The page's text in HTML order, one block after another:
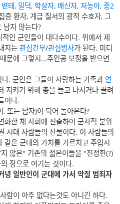
변태, 밀덕,학살자, 배신자,저능아,중2
증 환자, 계급 질서의 광적 수호자, 그
남지 않는다?
인 군인들이 대다수이다. 위에서 제
지는관심간부/관심병사가 된다. 미디
문에 그렇지...주인공 보정을 받으면
. 군인은 그들이 사랑하는 가족과 연
지키기 위해 총을 들고 나서거나 끌려
이다.
또는 남자)이 되어 돌아온다?
화한 채 사회에 진출하여 군사적 분위
시대 사람들의 산물이다. 이 사람들의
같은 군대의 가치를 가르치고 주입시
않은" 기존의 젊은이들을 "진정한(?)
장으로 여기는 것이다.
녕 일반인이 군대에 가서 악질 범죄자
람이 아주 없다는것도 아니긴 하다.